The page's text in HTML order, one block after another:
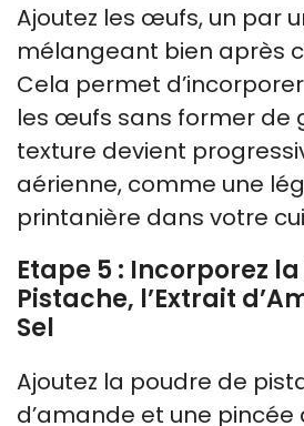
Ajoutez les œufs, un par
mélangeant bien après
Cela permet
les œufs sans former de
texture devient
aérienne, comme une
printanière dans votre
Etape 5 : Incorporez
Pistache, l’Extrait
Sel
Ajoutez la poudre de
d’amande et une pincée